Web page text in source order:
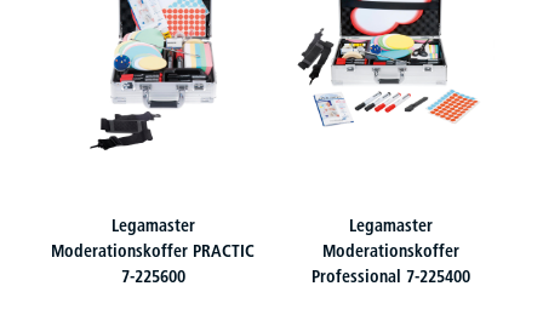
Legamaster
Moderationskoffer PRACTIC
7-225600
Legamaster
Moderationskoffer
Professional 7-225400